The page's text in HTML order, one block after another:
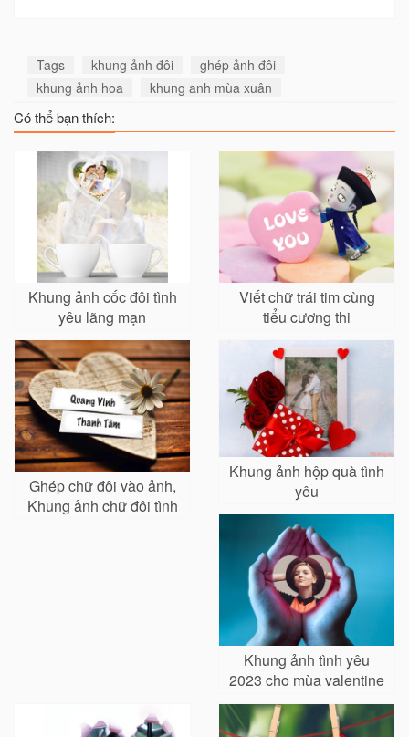
Tags khung ảnh đôi
ghép ảnh đôi
khung ảnh hoa
khung anh mùa xuân
Có thể bạn thích:
Khung ảnh cốc đôi tình
yêu lãng mạn
Viết chữ trái tim cùng
tiểu cương thi
Ghép chữ đôi vào ảnh,
Khung ảnh chữ đôi tình
Khung ảnh hộp quà tình
yêu
Khung ảnh tình yêu
2023 cho mùa valentine